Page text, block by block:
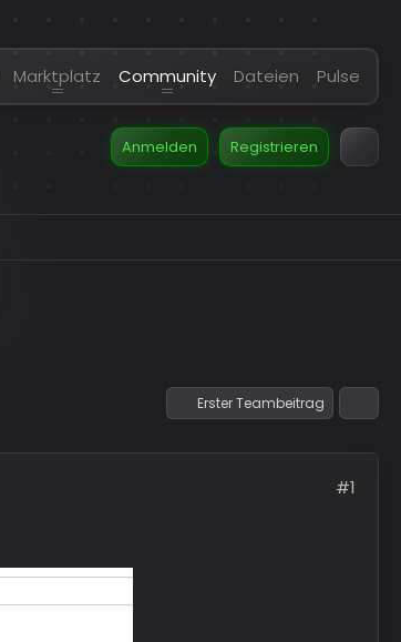
Marktplatz Community Dateien Pulse
Anmelden Registrieren
Erster Teambeitrag
#1